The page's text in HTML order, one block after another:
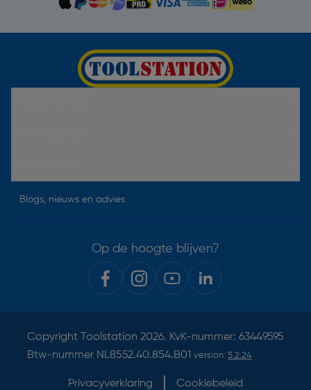
Blogs, nieuws en advies
Op de hoogte blijven?
Copyright Toolstation 2026. KvK-nummer: 63449595
Btw-nummer NL8552.40.854.B01 version: 5.2.24
Privacyverklaring Cookiebeleid